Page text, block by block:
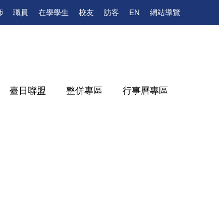
職員 在學學生 校友 訪客 EN 網站導覽
臺日聯盟 整併專區 行事曆專區